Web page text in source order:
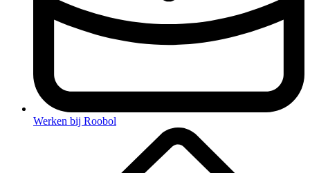
Werken bij Roobol